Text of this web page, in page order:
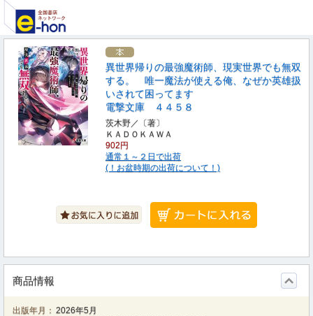
異世界帰りの最強魔術師、現実世界でも無双
する。 唯一魔法が使える俺、なぜか英雄扱
いされて困ってます
電撃文庫 ４４５８
茨木野／〔著〕
ＫＡＤＯＫＡＷＡ
902円
通常１～２日で出荷
(！お盆時期の出荷について！)
商品情報
出版年月： 2026年5月